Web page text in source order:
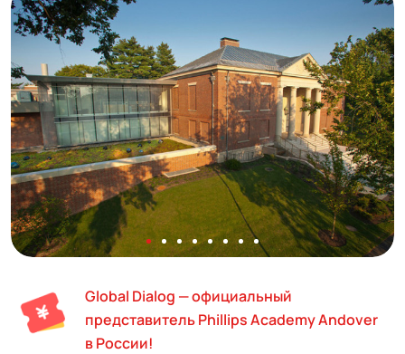
Global Dialog — официальный
представитель Phillips Academy Andover
в России!